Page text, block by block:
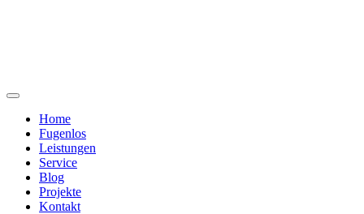
Home
Fugenlos
Leistungen
Service
Blog
Projekte
Kontakt